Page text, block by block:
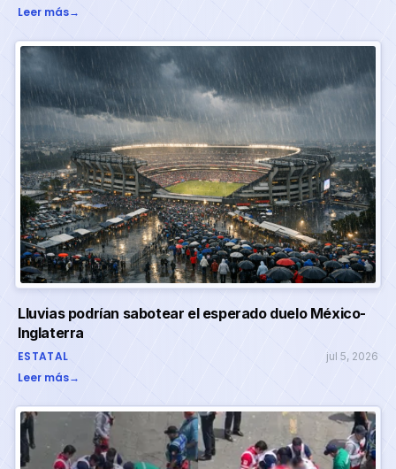
Leer más→
Lluvias podrían sabotear el esperado duelo México-
Inglaterra
ESTATAL jul 5, 2026
Leer más→